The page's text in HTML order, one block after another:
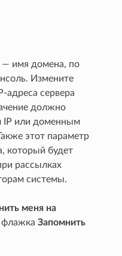
— имя домена, по
Измените
адреса сервера
должно
IP или доменным
этот параметр
который будет
рассылках
системы.
меня на
флажкаЗапомнить